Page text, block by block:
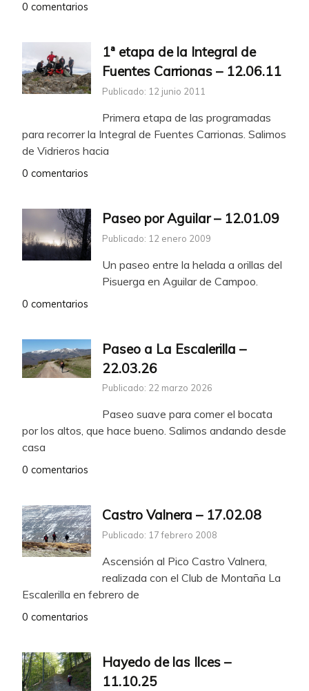
0 comentarios
1ª etapa de la Integral de
Fuentes Carrionas – 12.06.11
Publicado: 12 junio 2011
Primera etapa de las programadas
para recorrer la Integral de Fuentes Carrionas. Salimos
de Vidrieros hacia
0 comentarios
Paseo por Aguilar – 12.01.09
Publicado: 12 enero 2009
Un paseo entre la helada a orillas del
Pisuerga en Aguilar de Campoo.
0 comentarios
Paseo a La Escalerilla –
22.03.26
Publicado: 22 marzo 2026
Paseo suave para comer el bocata
por los altos, que hace bueno. Salimos andando desde
casa
0 comentarios
Castro Valnera – 17.02.08
Publicado: 17 febrero 2008
Ascensión al Pico Castro Valnera,
realizada con el Club de Montaña La
Escalerilla en febrero de
0 comentarios
Hayedo de las Ilces –
11.10.25